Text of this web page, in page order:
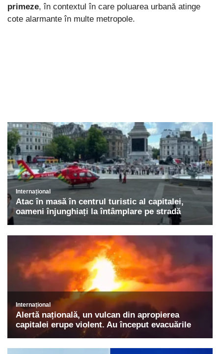
primeze, în contextul în care poluarea urbană atinge
cote alarmante în multe metropole.